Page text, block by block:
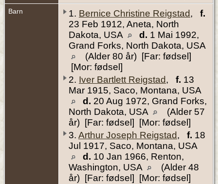
Barn 1. Bernice Christine Reigstad, f.
23 Feb 1912, Aneta, North
Dakota, USA
d. 1 Mai 1992,
Grand Forks, North Dakota, USA
(Alder 80 år) [Far: fødsel]
[Mor: fødsel]
2. Iver Bartlett Reigstad, f. 13
Mar 1915, Saco, Montana, USA
d. 20 Aug 1972, Grand Forks,
North Dakota, USA
(Alder 57
år) [Far: fødsel] [Mor: fødsel]
3. Arthur Joseph Reigstad, f. 18
Jul 1917, Saco, Montana, USA
d. 10 Jan 1966, Renton,
Washington, USA
(Alder 48
år) [Far: fødsel] [Mor: fødsel]